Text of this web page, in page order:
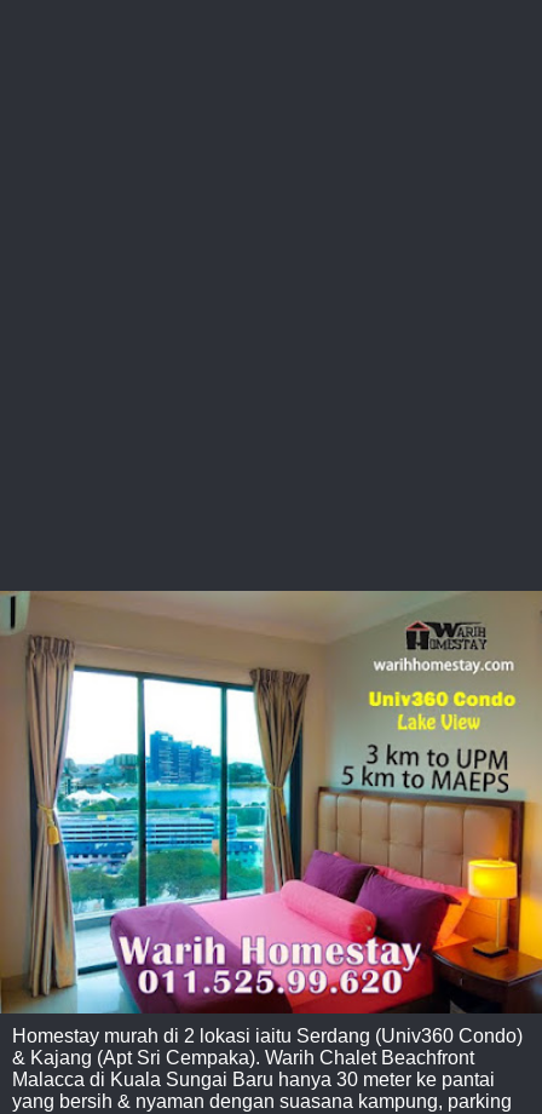
Homestay murah di 2 lokasi iaitu Serdang (Univ360 Condo)
& Kajang (Apt Sri Cempaka). Warih Chalet Beachfront
Malacca di Kuala Sungai Baru hanya 30 meter ke pantai
yang bersih & nyaman dengan suasana kampung, parking